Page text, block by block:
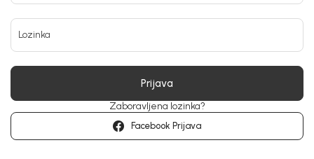
Lozinka
Prijava
Zaboravljena lozinka?
Facebook Prijava